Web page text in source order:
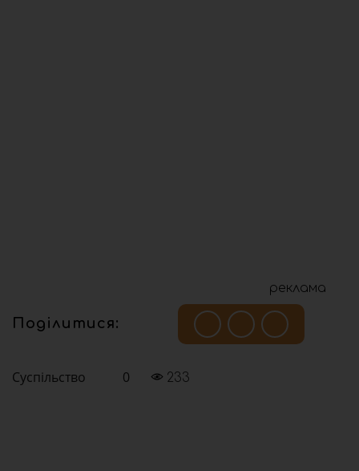
реклама
Поділитися:
Суспільство 0 233